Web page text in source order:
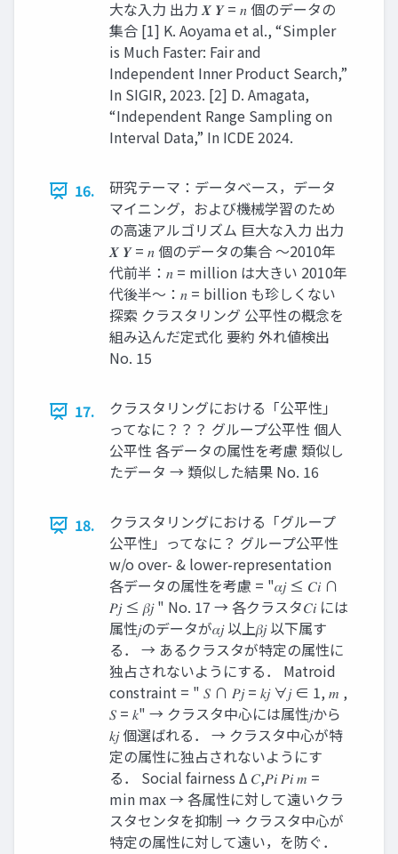
大な入力 出力 𝑿 𝒀 = 𝑛 個のデータの
集合 [1] K. Aoyama et al., “Simpler
is Much Faster: Fair and
Independent Inner Product Search,”
In SIGIR, 2023. [2] D. Amagata,
“Independent Range Sampling on
Interval Data,” In ICDE 2024.
16.
研究テーマ：データベース，データ
マイニング，および機械学習のため
の高速アルゴリズム 巨大な入力 出力
𝑿 𝒀 = 𝑛 個のデータの集合 ～2010年
代前半：𝑛 = million は大きい 2010年
代後半～：𝑛 = billion も珍しくない
探索 クラスタリング 公平性の概念を
組み込んだ定式化 要約 外れ値検出
No. 15
17.
クラスタリングにおける「公平性」
ってなに？？？ グループ公平性 個人
公平性 各データの属性を考慮 類似し
たデータ → 類似した結果 No. 16
18.
クラスタリングにおける「グループ
公平性」ってなに？ グループ公平性
w/o over- & lower-representation
各データの属性を考慮 = "𝛼𝑗 ≤ 𝐶𝑖 ∩
𝑃𝑗 ≤ 𝛽𝑗 " No. 17 → 各クラスタ𝐶𝑖 には
属性𝑗のデータが𝛼𝑗 以上𝛽𝑗 以下属す
る． → あるクラスタが特定の属性に
独占されないようにする． Matroid
constraint = " 𝑆 ∩ 𝑃𝑗 = 𝑘𝑗 ∀𝑗 ∈ 1, 𝑚 ,
𝑆 = 𝑘" → クラスタ中心には属性𝑗から
𝑘𝑗 個選ばれる． → クラスタ中心が特
定の属性に独占されないようにす
る． Social fairness Δ 𝐶,𝑃𝑖 𝑃𝑖 𝑚 =
min max → 各属性に対して遠いクラ
スタセンタを抑制 → クラスタ中心が
特定の属性に対して遠い，を防ぐ．